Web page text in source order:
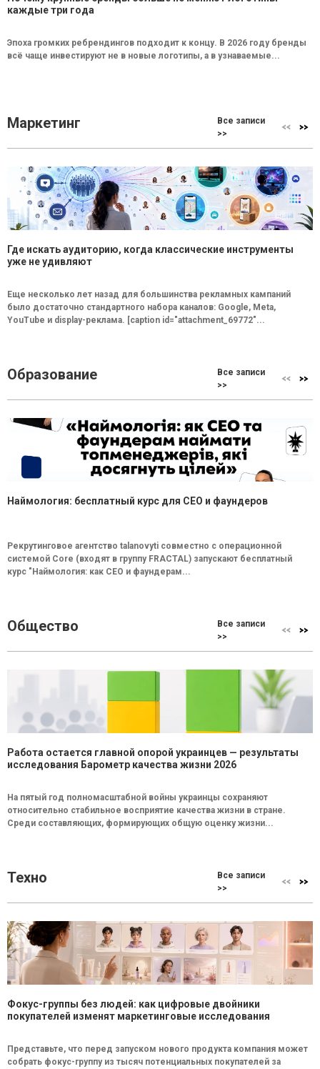
каждые три года
Эпоха громких ребрендингов подходит к концу. В 2026 году бренды
всё чаще инвестируют не в новые логотипы, а в узнаваемые...
Маркетинг
Все записи
>>
Где искать аудиторию, когда классические инструменты
уже не удивляют
Еще несколько лет назад для большинства рекламных кампаний
было достаточно стандартного набора каналов: Google, Meta,
YouTube и display-реклама. [caption id="attachment_69772"...
Образование
Все записи
>>
Наймология: бесплатный курс для CEO и фаундеров
Рекрутинговое агентство talanovyti совместно с операционной
системой Core (входят в группу FRACTAL) запускают бесплатный
курс "Наймология: как СEO и фаундерам...
Общество
Все записи
>>
Работа остается главной опорой украинцев — результаты
исследования Барометр качества жизни 2026
На пятый год полномасштабной войны украинцы сохраняют
относительно стабильное восприятие качества жизни в стране.
Среди составляющих, формирующих общую оценку жизни...
Техно
Все записи
>>
Фокус-группы без людей: как цифровые двойники
покупателей изменят маркетинговые исследования
Представьте, что перед запуском нового продукта компания может
собрать фокус-группу из тысяч потенциальных покупателей за